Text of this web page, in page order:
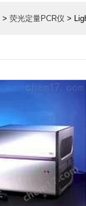
> 荧光定量PCR仪 >